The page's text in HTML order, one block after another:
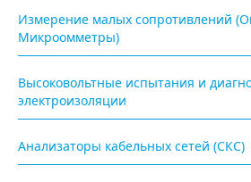
Измерение малых сопротивлений
Микроомметры)
Высоковольтные испытания и
электроизоляции
Анализаторы кабельных сетей (СКС)